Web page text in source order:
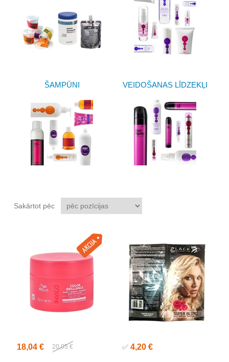
ŠAMPŪNI VEIDOŠANAS LĪDZEKĻI
Sakārtot pēc
18,04 € 20,05 € ✅ 4,20 €